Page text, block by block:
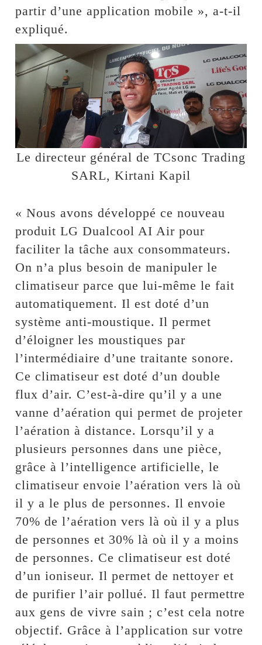
partir d’une application mobile », a-t-il
expliqué.
Le directeur général de TCsonc Trading
SARL, Kirtani Kapil
« Nous avons développé ce nouveau
produit LG Dualcool AI Air pour
faciliter la tâche aux consommateurs.
On n’a plus besoin de manipuler le
climatiseur parce que lui-même le fait
automatiquement. Il est doté d’un
système anti-moustique. Il permet
d’éloigner les moustiques par
l’intermédiaire d’une traitante sonore.
Ce climatiseur est doté d’un double
flux d’air. C’est-à-dire qu’il y a une
vanne d’aération qui permet de projeter
l’aération à distance. Lorsqu’il y a
plusieurs personnes dans une pièce,
grâce à l’intelligence artificielle, le
climatiseur envoie l’aération vers là où
il y a le plus de personnes. Il envoie
70% de l’aération vers là où il y a plus
de personnes et 30% là où il y a moins
de personnes. Ce climatiseur est doté
d’un ioniseur. Il permet de nettoyer et
de purifier l’air pollué. Il faut permettre
aux gens de vivre sain ; c’est cela notre
objectif. Grâce à l’application sur votre